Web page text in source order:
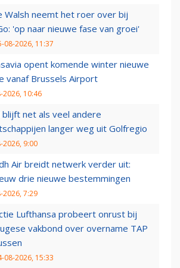
Walsh neemt het roer over bij
'op naar nieuwe fase van groei'
08-2026, 11:37
opent komende winter nieuwe
vanaf Brussels Airport
2026, 10:46
blijft net als veel andere
langer weg uit Golfregio
2026, 9:00
Air breidt netwerk verder uit:
drie nieuwe bestemmingen
2026, 7:29
Lufthansa probeert onrust bij
vakbond over overname TAP
08-2026, 15:33